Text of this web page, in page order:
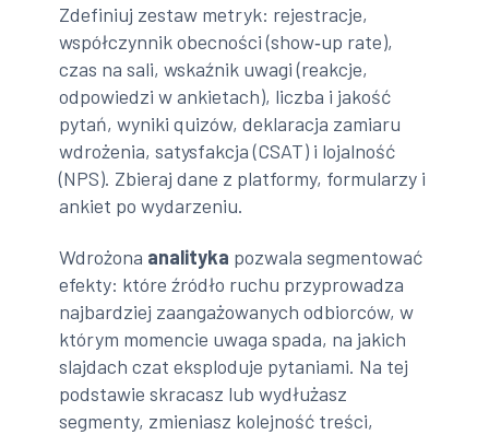
Zdefiniuj zestaw metryk: rejestracje,
współczynnik obecności (show‑up rate),
czas na sali, wskaźnik uwagi (reakcje,
odpowiedzi w ankietach), liczba i jakość
pytań, wyniki quizów, deklaracja zamiaru
wdrożenia, satysfakcja (CSAT) i lojalność
(NPS). Zbieraj dane z platformy, formularzy i
ankiet po wydarzeniu.
Wdrożona analityka pozwala segmentować
efekty: które źródło ruchu przyprowadza
najbardziej zaangażowanych odbiorców, w
którym momencie uwaga spada, na jakich
slajdach czat eksploduje pytaniami. Na tej
podstawie skracasz lub wydłużasz
segmenty, zmieniasz kolejność treści,